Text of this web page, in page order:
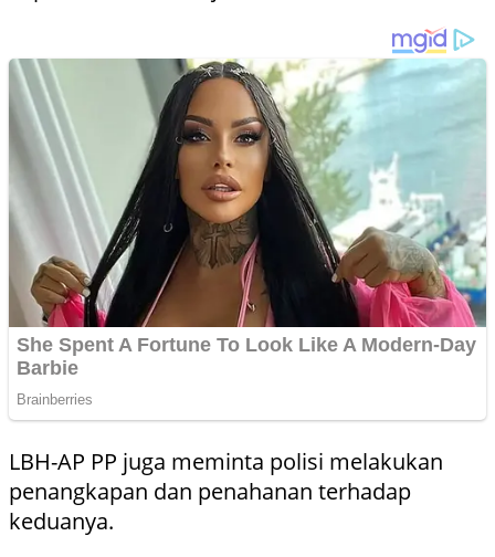
LBH-AP PP juga meminta polisi melakukan
penangkapan dan penahanan terhadap
keduanya.